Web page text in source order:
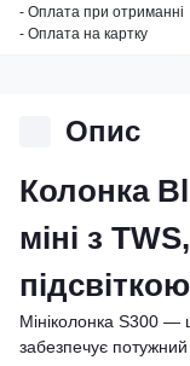
- Оплата при отриманні
- Оплата на картку
Опис
Колонка
міні з
Мініколонка S300 —
забезпечує потужний